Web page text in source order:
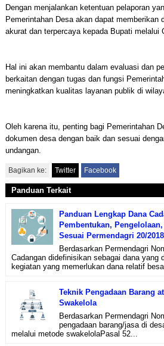
Dengan menjalankan ketentuan pelaporan
Pemerintahan Desa akan dapat memberikan
akurat dan terpercaya kepada Bupati melalui
Hal ini akan membantu dalam evaluasi dan
berkaitan dengan tugas dan fungsi
meningkatkan kualitas layanan publik di
Oleh karena itu, penting bagi Pemerintahan
dokumen desa dengan baik dan sesuai
undangan.
Bagikan ke: Twitter Facebook
Panduan Terkait
Panduan Lengkap Dana
Pembentukan,
Sesuai Permendagri 20/2018
Berdasarkan Permendagri
Cadangan didefinisikan sebagai dana yang
kegiatan yang memerlukan dana relatif
Teknik Pengadaan Barang
Swakelola
Berdasarkan Permendagri
pengadaan barang/jasa di
melalui metode swakelolaPasal 52...